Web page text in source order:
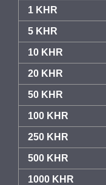
1 KHR
5 KHR
10 KHR
20 KHR
50 KHR
100 KHR
250 KHR
500 KHR
1000 KHR